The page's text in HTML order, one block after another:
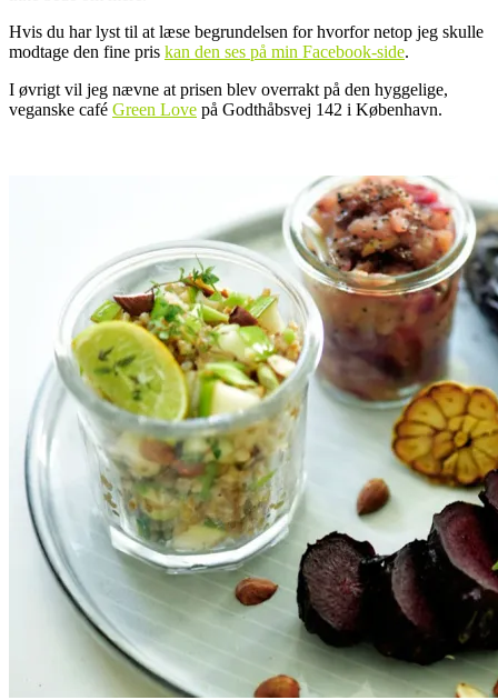
Hvis du har lyst til at læse begrundelsen for hvorfor netop jeg skulle
modtage den fine pris kan den ses på min Facebook-side.
I øvrigt vil jeg nævne at prisen blev overrakt på den hyggelige,
veganske café Green Love på Godthåbsvej 142 i København.